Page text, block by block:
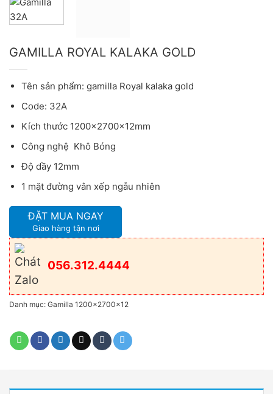
GAMILLA ROYAL KALAKA GOLD
Tên sản phẩm: gamilla Royal kalaka gold
Code: 32A
Kích thước 1200x2700x12mm
Công nghệ Khô Bóng
Độ dầy 12mm
1 mặt đường vân xếp ngẫu nhiên
ĐẶT MUA NGAY
Giao hàng tận nơi
056.312.4444
Danh mục: Gamilla 1200x2700x12